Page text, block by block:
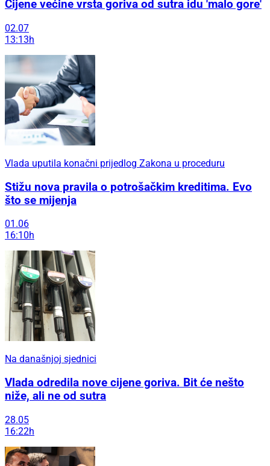
Cijene većine vrsta goriva od sutra idu 'malo gore'
02.07
13:13h
Vlada uputila konačni prijedlog Zakona u proceduru
Stižu nova pravila o potrošačkim kreditima. Evo
što se mijenja
01.06
16:10h
Na današnjoj sjednici
Vlada odredila nove cijene goriva. Bit će nešto
niže, ali ne od sutra
28.05
16:22h